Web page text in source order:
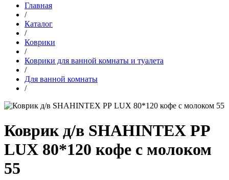
Главная
/
Каталог
/
Коврики
/
Коврики для ванной комнаты и туалета
/
Для ванной комнаты
/
Коврик д/в SHAHINTEX РР
LUX 80*120 кофе с молоком
55